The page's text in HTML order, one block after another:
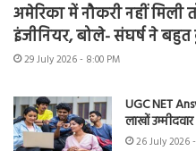
अमेरिका में नौकरी नहीं मिली
इंजीनियर, बोले- संघर्ष ने
29 July 2026 - 8:00 PM
UGC NET
लाखों
26 July 2026